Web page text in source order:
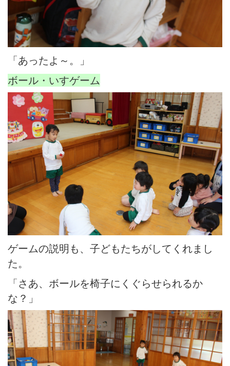
「あったよ～。」
ボール・いすゲーム
ゲームの説明も、子どもたちがしてくれまし
た。
「さあ、ボールを椅子にくぐらせられるか
な？」